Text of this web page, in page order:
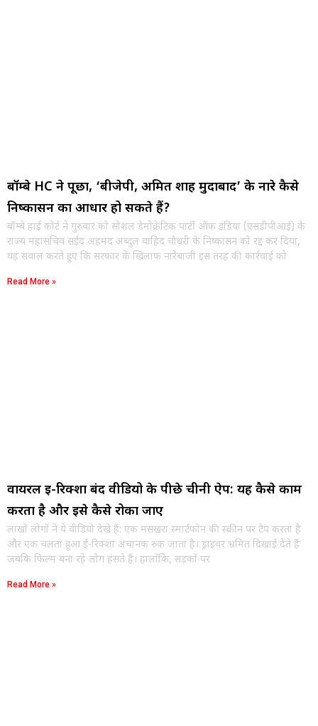
बॉम्बे HC ने पूछा, ‘बीजेपी, अमित शाह मुर्दाबाद’ के नारे कैसे
निष्कासन का आधार हो सकते हैं?
बॉम्बे हाई कोर्ट ने गुरुवार को सोशल डेमोक्रेटिक पार्टी ऑफ इंडिया (एसडीपीआई) के
राज्य महासचिव सईद अहमद अब्दुल वाहिद चौधरी के निष्कासन को रद्द कर दिया,
यह सवाल करते हुए कि सरकार के खिलाफ नारेबाजी इस तरह की कार्रवाई को
Read More »
वायरल ई-रिक्शा बंद वीडियो के पीछे चीनी ऐप: यह कैसे काम
करता है और इसे कैसे रोका जाए
लाखों लोगों ने ये वीडियो देखे हैं: एक मसखरा स्मार्टफोन की स्क्रीन पर टैप करता है
और एक चलता हुआ ई-रिक्शा अचानक रुक जाता है। ड्राइवर भ्रमित दिखाई देते हैं
जबकि फिल्म बना रहे लोग हंसते हैं। हालाँकि, सड़कों पर
Read More »